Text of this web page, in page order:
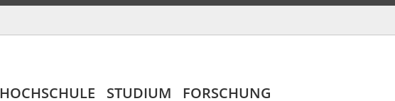
HOCHSCHULE STUDIUM FORSCHUNG